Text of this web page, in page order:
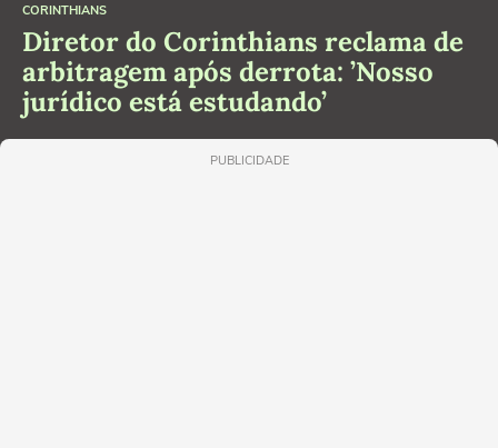
CORINTHIANS
Diretor do Corinthians reclama de
arbitragem após derrota: ’Nosso
jurídico está estudando’
PUBLICIDADE